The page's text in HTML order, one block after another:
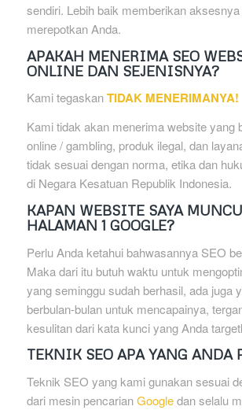
sendiri. Lebih baik memberikan
merepotkan Anda.
APAKAH MENERIMA SEO
ONLINE DAN SEJENISNYA?
Kami tegaskanTIDAK MENERIMANYA!
Kami tidak akan menerima website yang
online / gambling, produk ilegal, dan
tidak sesuai dengan norma, etika dan
di Negara Kesatuan Republik Indonesia.
KAPAN WEBSITE SAYA
HALAMAN 1 GOOGLE?
Perlu Anda ketahui bahwasannya SEO
Maka dari itu butuh waktu untuk
yang seminggu sudah berhasil, ada juga
berbulan-bulan untuk mencapainya,
kesulitan dari kata kunci yang Anda
TEKNIK SEO APA YANG ANDA
Teknik SEO yang kami gunakan sesuai
dari mesin pencarianGoogledan selalu